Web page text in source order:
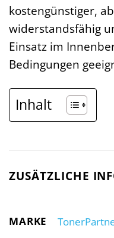
kostengünstiger,
widerstandsfähig
Einsatz im
Bedingungen
Inhalt
ZUSÄTZLICHE
MARKE